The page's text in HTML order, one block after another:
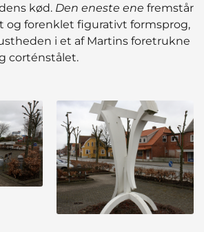
kød. Den eneste ene fremstår
og forenklet figurativt formsprog,
i et af Martins foretrukne
corténstålet.